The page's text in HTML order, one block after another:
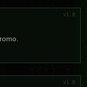
v1.0
v1.0